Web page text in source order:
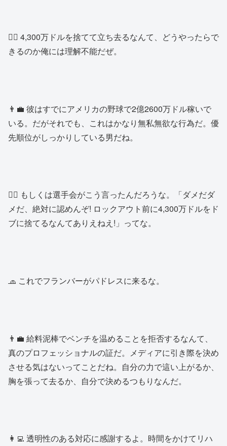
👱‍♂️ 4,300万ドルを捨てて立ち去るなんて、どうやったらで
きるのか俺には理解不能だぜ。
👨‍💼 彼はすでにアメリカの野球で2億2600万ドル稼いで
いる。だがそれでも、これはかなり無私無欲な行為だ。優
先順位がしっかりしている男だね。
👱‍♂️ もしくは選手会がこう言ったんだろうな。「ダメだダ
メだ、絶対に認めんぞ! ロックアウト前に4,300万ドルをド
ブに捨てるなんてありえねえ!」ってな。
🧢 これでフランバーがパドレスに来るな。
👨‍💼 給料泥棒でベンチを温めることを拒否するなんて、
真のプロフェッショナルの証だ。メディアに引き際を決め
させる気はないってことだね。自分の力で這い上がるか、
胸を張って去るか、自分で決めるつもりなんだ。
👩‍💻 透明性のある対応に感謝するよ。時間をかけてリハ